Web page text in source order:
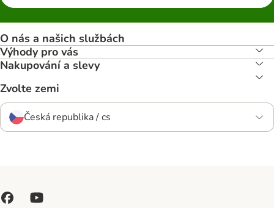
O nás a našich službách
Výhody pro vás
Nakupování a slevy
Zvolte zemi
Česká republika / cs